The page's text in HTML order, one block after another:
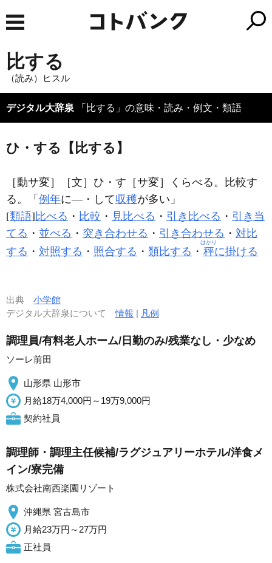
比する
（読み）ヒスル
デジタル大辞泉 「比する」の意味・読み・例文・類語
ひ・する【比する】
［動サ変］ ［文］ひ・す ［サ変］
くらべる。比較す
る。「 例年に―・して収穫が多い」
[類語] 比べる ・ 比較 ・ 見比べる ・ 引き比べる ・ 引き当
てる ・ 並べる ・ 突き合わせる ・ 引き合わせる ・ 対比
する ・ 対照する ・ 照合する ・ 類比する ・ 秤
はかり
に掛ける
出典 小学館
デジタル大辞泉について情報 | 凡例
調理員/有料老人ホーム/日勤のみ/残業なし・少なめ
ソーレ前田
山形県 山形市
月給18万4,000円～19万9,000円
契約社員
調理師・調理主任候補/ラグジュアリーホテル/洋食メ
イン/寮完備
株式会社南西楽園リゾート
沖縄県 宮古島市
月給23万円～27万円
正社員